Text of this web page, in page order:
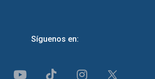
Síguenos en: